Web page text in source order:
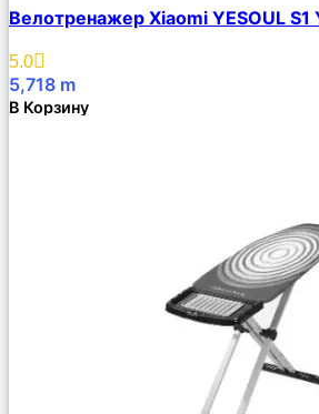
Описание
Избранное
Велотренажер Xiaomi YESOUL
5.0
5,718 m
В Корзину